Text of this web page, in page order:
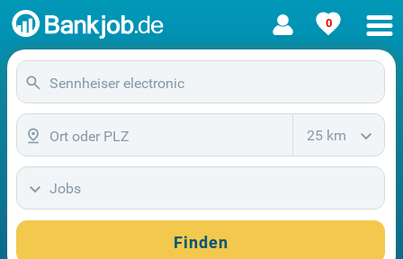
0
25 km
Jobs
Finden